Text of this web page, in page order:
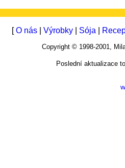
[O nás Výrobky Sója
Copyright © 1998-2001,
Poslední aktualizace